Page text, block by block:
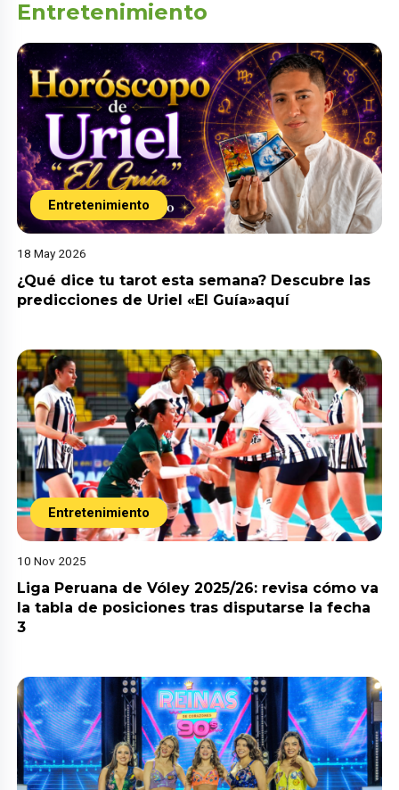
Entretenimiento
Entretenimiento
18 May 2026
¿Qué dice tu tarot esta semana? Descubre las
predicciones de Uriel «El Guía»aquí
Entretenimiento
10 Nov 2025
Liga Peruana de Vóley 2025/26: revisa cómo va
la tabla de posiciones tras disputarse la fecha
3